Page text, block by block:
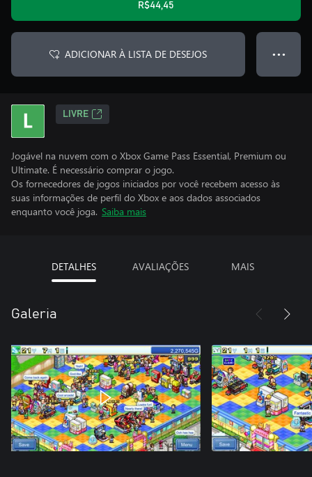
R$44,45
ADICIONAR À LISTA DE DESEJOS ● ● ●
LIVRE
Jogável na nuvem com o Xbox Game Pass Essential, Premium ou
Ultimate. É necessário comprar o jogo.
Os fornecedores de jogos iniciados por você recebem acesso às
suas informações de perfil do Xbox e aos dados associados
enquanto você joga. Saiba mais
DETALHES AVALIAÇÕES MAIS
Galeria